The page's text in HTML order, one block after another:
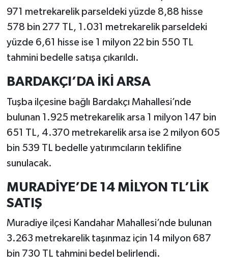
971 metrekarelik parseldeki yüzde 8,88 hisse
578 bin 277 TL, 1.031 metrekarelik parseldeki
yüzde 6,61 hisse ise 1 milyon 22 bin 550 TL
tahmini bedelle satışa çıkarıldı.
BARDAKÇI’DA İKİ ARSA
Tuşba ilçesine bağlı Bardakçı Mahallesi’nde
bulunan 1.925 metrekarelik arsa 1 milyon 147 bin
651 TL, 4.370 metrekarelik arsa ise 2 milyon 605
bin 539 TL bedelle yatırımcıların teklifine
sunulacak.
MURADİYE’DE 14 MİLYON TL’LİK
SATIŞ
Muradiye ilçesi Kandahar Mahallesi’nde bulunan
3.263 metrekarelik taşınmaz için 14 milyon 687
bin 730 TL tahmini bedel belirlendi.